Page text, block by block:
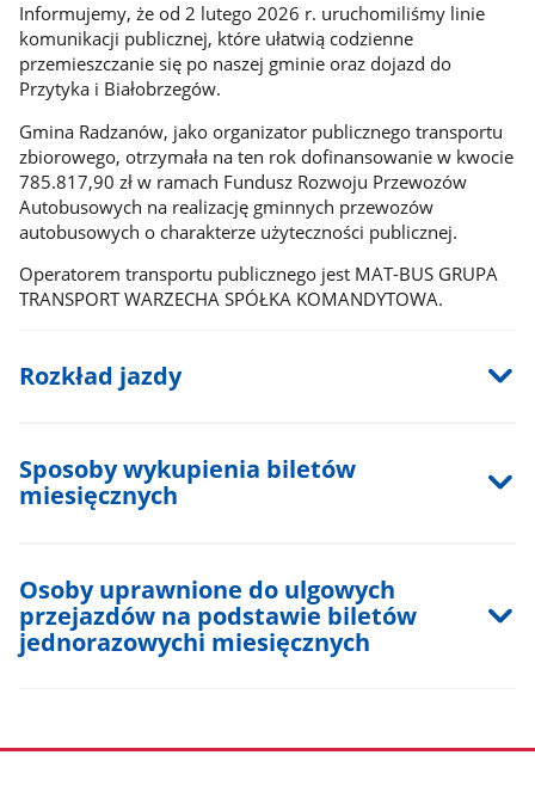
Informujemy, że od 2 lutego 2026 r. uruchomiliśmy linie
komunikacji publicznej, które ułatwią codzienne
przemieszczanie się po naszej gminie oraz dojazd do
Przytyka i Białobrzegów.
Gmina Radzanów, jako organizator publicznego transportu
zbiorowego, otrzymała na ten rok dofinansowanie w kwocie
785.817,90 zł w ramach Fundusz Rozwoju Przewozów
Autobusowych na realizację gminnych przewozów
autobusowych o charakterze użyteczności publicznej.
Operatorem transportu publicznego jest MAT-BUS GRUPA
TRANSPORT WARZECHA SPÓŁKA KOMANDYTOWA.
Rozkład jazdy
Sposoby wykupienia biletów
miesięcznych
Osoby uprawnione do ulgowych
przejazdów na podstawie biletów
jednorazowychi miesięcznych